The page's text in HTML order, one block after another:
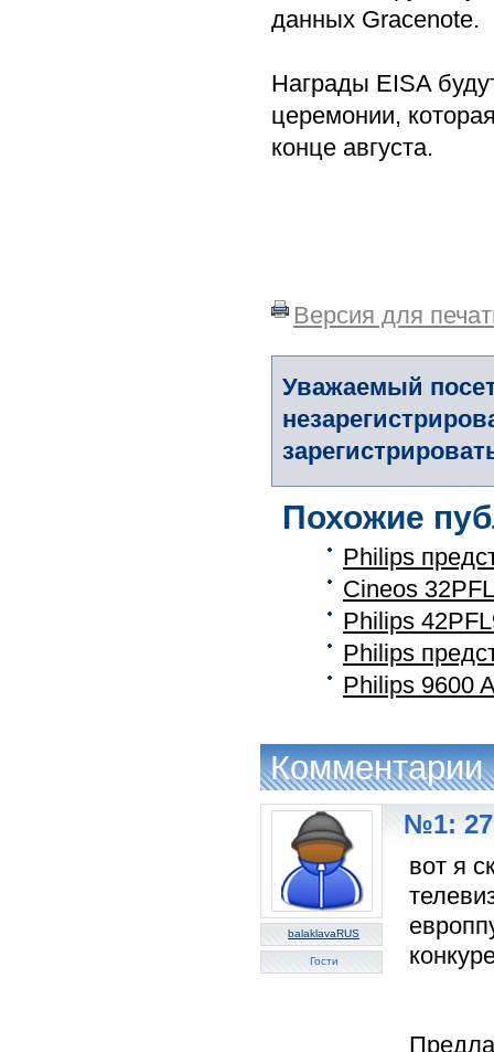
данных Gracenote.
Награды EISA
церемонии,
конце августа.
Версия для
Уважаемый
Похожие
Philips
Cineos
Philips
Philips
Philips 9600
Комментарии
balaklavaRUS
Гости
№1: 27
вот я